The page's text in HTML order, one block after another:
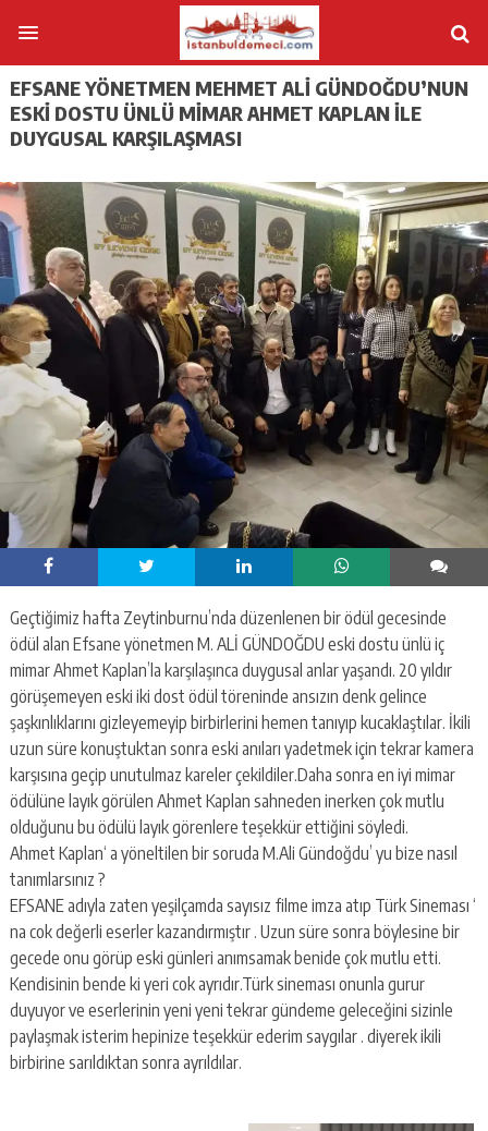
EFSANE YÖNETMEN MEHMET ALİ GÜNDOĞDU’NUN
ESKİ DOSTU ÜNLÜ MİMAR AHMET KAPLAN İLE
DUYGUSAL KARŞILAŞMASI
Geçtiğimiz hafta Zeytinburnu’nda düzenlenen bir ödül gecesinde
ödül alan Efsane yönetmen M. ALİ GÜNDOĞDU eski dostu ünlü iç
mimar Ahmet Kaplan’la karşılaşınca duygusal anlar yaşandı. 20 yıldır
görüşemeyen eski iki dost ödül töreninde ansızın denk gelince
şaşkınlıklarını gizleyemeyip birbirlerini hemen tanıyıp kucaklaştılar. İkili
uzun süre konuştuktan sonra eski anıları yadetmek için tekrar kamera
karşısına geçip unutulmaz kareler çekildiler.Daha sonra en iyi mimar
ödülüne layık görülen Ahmet Kaplan sahneden inerken çok mutlu
olduğunu bu ödülü layık görenlere teşekkür ettiğini söyledi.
Ahmet Kaplan‘ a yöneltilen bir soruda M.Ali Gündoğdu’ yu bize nasıl
tanımlarsınız ?
EFSANE adıyla zaten yeşilçamda sayısız filme imza atıp Türk Sineması ‘
na cok değerli eserler kazandırmıştır . Uzun süre sonra böylesine bir
gecede onu görüp eski günleri anımsamak benide çok mutlu etti.
Kendisinin bende ki yeri cok ayrıdır.Türk sineması onunla gurur
duyuyor ve eserlerinin yeni yeni tekrar gündeme geleceğini sizinle
paylaşmak isterim hepinize teşekkür ederim saygılar . diyerek ikili
birbirine sarıldıktan sonra ayrıldılar.